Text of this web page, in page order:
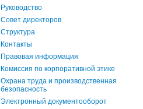
Руководство
Совет директоров
Структура
Контакты
Правовая информация
Комиссия по корпоративной этике
Охрана труда и производственная
безопасность
Электронный документооборот